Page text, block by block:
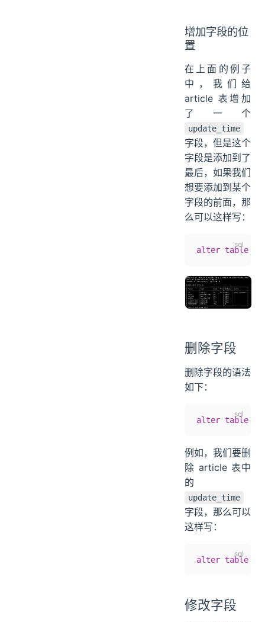
增加字段的位
置
在上面的例子
中，我们给
article 表增加
了一个
update_time
字段，但是这个
字段是添加到了
最后，如果我们
想要添加到某个
字段的前面，那
么可以这样写：
alter table
删除字段
删除字段的语法
如下：
alter table
例如，我们要删
除 article 表中
的
update_time
字段，那么可以
这样写：
alter table
修改字段